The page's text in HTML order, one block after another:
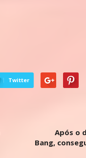
Twitter
Após o
Bang,